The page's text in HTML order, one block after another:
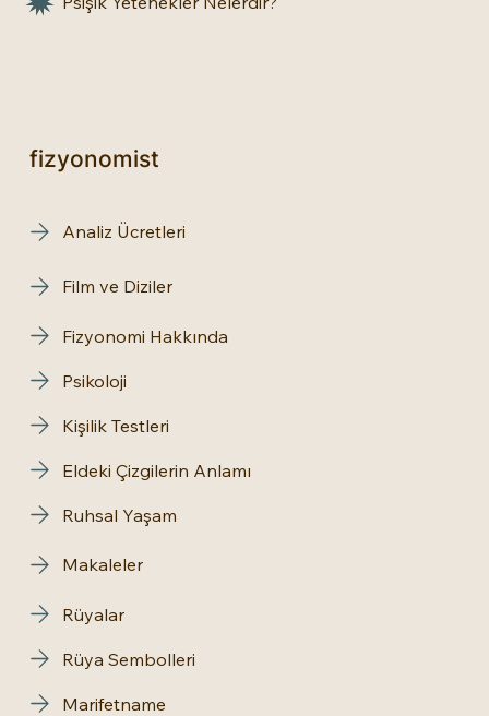
fizyonomist
Analiz Ücretleri
Film ve Diziler
Makaleler
Fizyonomi Hakkında
Psikoloji
Kişilik Testleri
Eldeki Çizgilerin Anlamı
Ruhsal Yaşam
Rüyalar
Rüya Sembolleri
Marifetname